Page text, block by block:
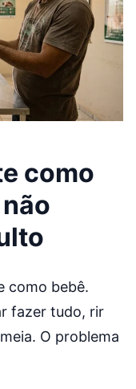
como
como bebê.
fazer tudo, rir
O problema